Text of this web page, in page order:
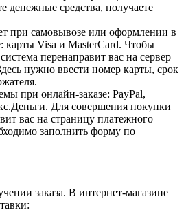
денежные средства, получаете
при самовывозе или оформлении в
карты Visa и MasterCard. Чтобы
перенаправит вас на сервер
нужно ввести номер карты, срок
при онлайн-заказе: PayPal,
Для совершения покупки
вас на страницу платежного
заполнить форму по
заказа. В интернет-магазине